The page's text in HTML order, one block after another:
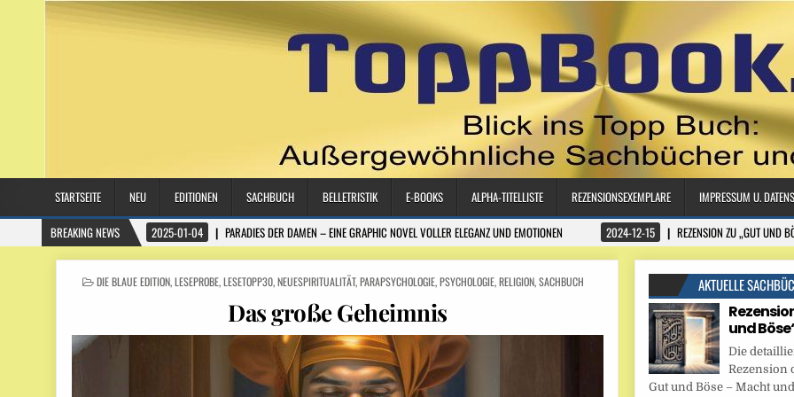
STARTSEITE NEU EDITIONEN SACHBUCH BELLETRISTIK E-BOOKS ALPHA-TITELLISTE REZENSIONSEXEMPLARE
IMPRESSUM U.
BREAKING NEWS
2025-01-04 PARADIES DER DAMEN – EINE GRAPHIC NOVEL VOLLER ELEGANZ UND EMOTIONEN 2024-12-15 REZENSION ZU „GUT UND
POSTED
DIE BLAUE EDITION,LESEPROBE,LESETOPP30,NEUESPIRITUALITÄT,PARAPSYCHOLOGIE,PSYCHOLOGIE,RELIGION,SACHBUCH
Das große Geheimnis
AKTUELLE
und
Die
Rezension
Gut und Böse – Macht